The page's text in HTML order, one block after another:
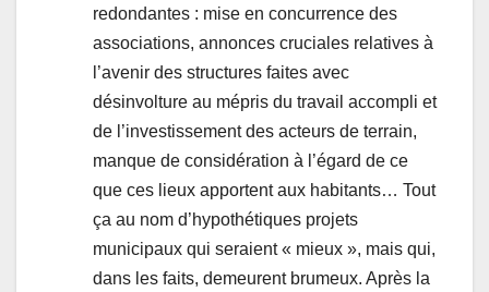
redondantes : mise en concurrence des
associations, annonces cruciales relatives à
l’avenir des structures faites avec
désinvolture au mépris du travail accompli et
de l’investissement des acteurs de terrain,
manque de considération à l’égard de ce
que ces lieux apportent aux habitants… Tout
ça au nom d’hypothétiques projets
municipaux qui seraient « mieux », mais qui,
dans les faits, demeurent brumeux. Après la